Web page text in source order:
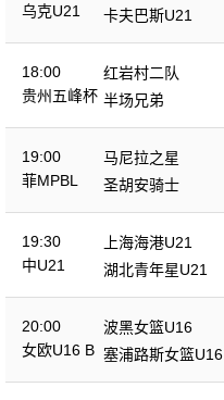
乌克U21
卡夫巴斯U21
18:00
贵州五峰杯
红岩村二队
半场兄弟
19:00
菲MPBL
马尼拉之星
圣胡安骑士
19:30
中U21
上海海港U21
湖北青年星U21
20:00
女欧U16 B
波黑女篮U16
塞浦路斯女篮U16